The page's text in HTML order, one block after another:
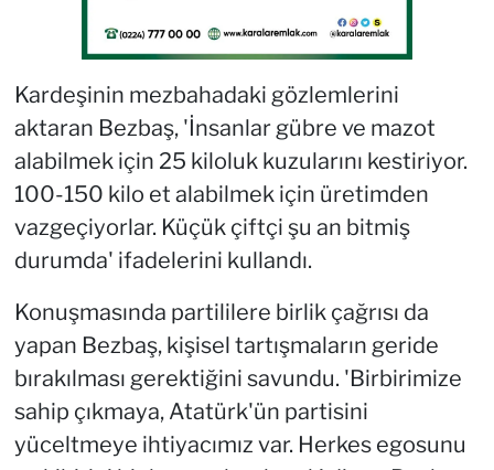
Kardeşinin mezbahadaki gözlemlerini
aktaran Bezbaş, 'İnsanlar gübre ve mazot
alabilmek için 25 kiloluk kuzularını kestiriyor.
100-150 kilo et alabilmek için üretimden
vazgeçiyorlar. Küçük çiftçi şu an bitmiş
durumda' ifadelerini kullandı.
Konuşmasında partililere birlik çağrısı da
yapan Bezbaş, kişisel tartışmaların geride
bırakılması gerektiğini savundu. 'Birbirimize
sahip çıkmaya, Atatürk'ün partisini
yüceltmeye ihtiyacımız var. Herkes egosunu